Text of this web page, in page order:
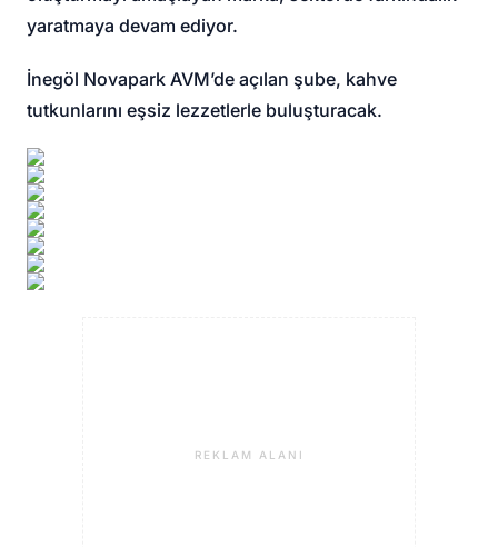
yaratmaya devam ediyor.
İnegöl Novapark AVM’de açılan şube, kahve
tutkunlarını eşsiz lezzetlerle buluşturacak.
REKLAM ALANI